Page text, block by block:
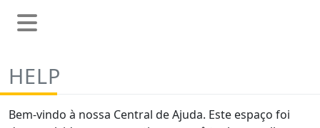
HELP
Bem-vindo à nossa Central de Ajuda. Este espaço foi